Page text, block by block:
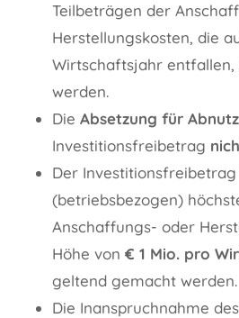
Teilbeträgen der
Herstellungskosten, die
Wirtschaftsjahr
werden.
Die Absetzung für
Investitionsfreibetrag
Der
(betriebsbezogen)
Anschaffungs- oder
Höhe von € 1 Mio. pro
geltend gemacht werden.
Die Inanspruchnahme des